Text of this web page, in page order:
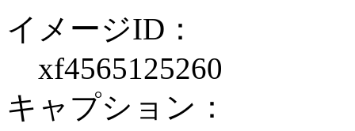
イメージID：
xf4565125260
キャプション：